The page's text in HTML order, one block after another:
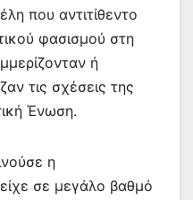
που αντιτίθεντο
φασισμού στη
ή
τις σχέσεις της
Ένωση.
η
σε μεγάλο βαθμό